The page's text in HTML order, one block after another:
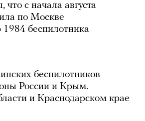
что с начала августа
по Москве
беспилотника
беспилотников
России и Крым.
и Краснодарском крае